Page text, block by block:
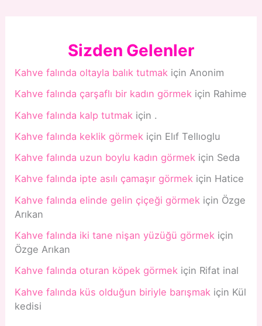
Sizden Gelenler
Kahve falında oltayla balık tutmak için Anonim
Kahve falında çarşaflı bir kadın görmek için Rahime
Kahve falında kalp tutmak için .
Kahve falında keklik görmek için Elıf Tellıoglu
Kahve falında uzun boylu kadın görmek için Seda
Kahve falında ipte asılı çamaşır görmek için Hatice
Kahve falında elinde gelin çiçeği görmek için Özge
Arıkan
Kahve falında iki tane nişan yüzüğü görmek için
Özge Arıkan
Kahve falında oturan köpek görmek için Rifat inal
Kahve falında küs olduğun biriyle barışmak için Kül
kedisi